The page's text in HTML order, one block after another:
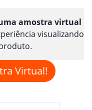
amostra virtual
visualizando
Virtual!